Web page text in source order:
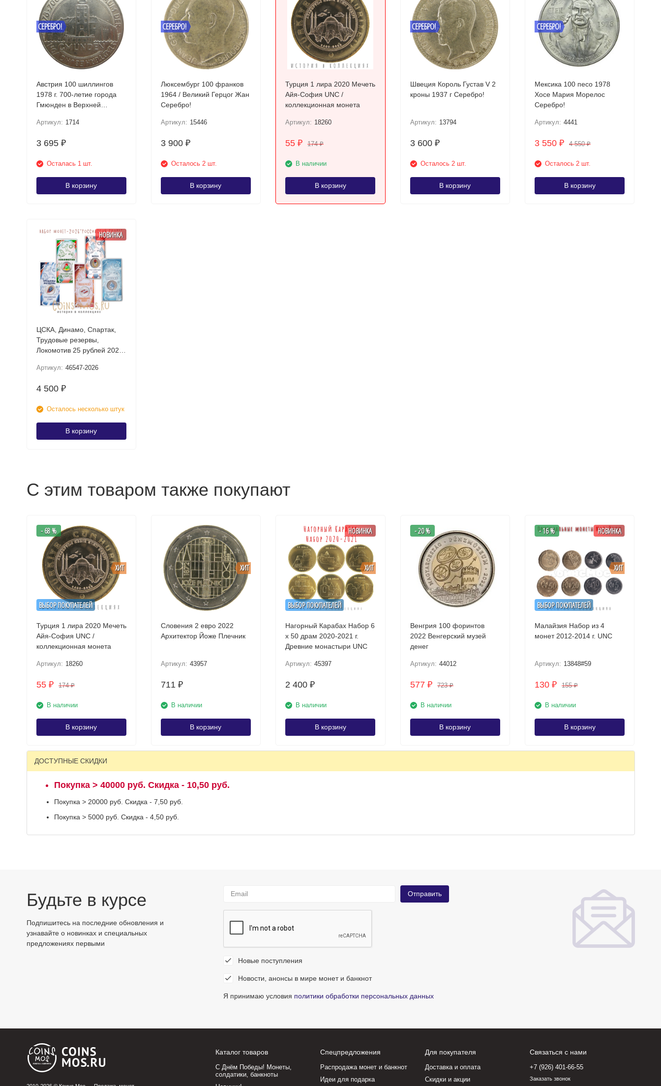
СЕРЕБРО!
Австрия 100 шиллингов
1978 г. 700-летие города
Гмюнден в Верхней
Артикул: 1714
3 695 ₽
Осталась 1 шт.
В корзину
СЕРЕБРО!
Люксембург 100 франков
1964 / Великий Герцог Жан
Серебро!
Артикул: 15446
3 900 ₽
Осталось 2 шт.
В корзину
Турция 1 лира 2020 Мечеть
Айя-София UNC /
коллекционная монета
Артикул: 18260
55₽ 174₽
В наличии
В корзину
СЕРЕБРО!
Швеция Король Густав V 2
кроны 1937 г Серебро!
Артикул: 13794
3 600 ₽
Осталось 2 шт.
В корзину
СЕРЕБРО!
Мексика 100 песо 1978
Хосе Мария Морелос
Серебро!
Артикул: 4441
3 550₽ 4 550₽
Осталось 2 шт.
В корзину
НОВИНКА
ЦСКА, Динамо, Спартак,
Трудовые резервы,
Локомотив 25 рублей 2026
Набор цветных монет в
Артикул: 46547-2026
4 500 ₽
Осталось несколько штук
В корзину
С этим товаром также покупают
ВЫБОР ПОКУПАТЕЛЕЙ
ХИТ
- 68 %
Турция 1 лира 2020 Мечеть
Айя-София UNC /
коллекционная монета
Артикул: 18260
55 ₽ 174₽
В наличии
В корзину
ХИТ
Словения 2 евро 2022
Архитектор Йоже Плечник
Артикул: 43957
711 ₽
В наличии
В корзину
ВЫБОР ПОКУПАТЕЛЕЙ
ХИТ
НОВИНКА
Нагорный Карабах Набор 6
х 50 драм 2020-2021 г.
Древние монастыри UNC
Артикул: 45397
2 400₽
В наличии
В корзину
- 20 %
Венгрия 100 форинтов
2022 Венгерский музей
денег
Артикул: 44012
577 ₽ 723₽
В наличии
В корзину
ВЫБОР ПОКУПАТЕЛЕЙ
ХИТ
- 16 % НОВИНКА
Малайзия Набор из 4
монет 2012-2014 г. UNC
Артикул: 13848#59
130₽ 155₽
В наличии
В корзину
ДОСТУПНЫЕ СКИДКИ
Покупка > 40000 руб. Скидка - 10,50 руб.
Покупка > 20000 руб. Скидка - 7,50 руб.
Покупка > 5000 руб. Скидка - 4,50 руб.
Будьте в курсе
Подпишитесь на последние обновления и
узнавайте о новинках и специальных
предложениях первыми
Новые поступления
Новости, анонсы в мире монет и банкнот
Я принимаю условия политики обработки персональных данных
Каталог товаров
С Днём Победы! Монеты,
солдатики, банкноты
Спецпредложения
Распродажа монет и банкнот
Идеи для подарка
Для покупателя
Доставка и оплата
Скидки и акции
Связаться с нами
+7 (926) 401-66-55
Заказать звонок